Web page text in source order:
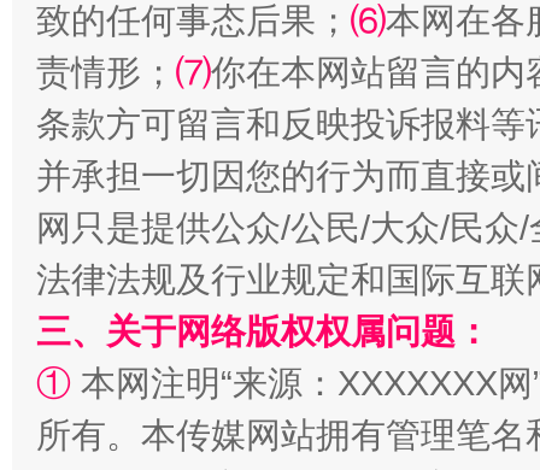
揭批美国五大"原罪" "炒
致的任何事态后果； ⑹本网在各
责情形； ⑺你在本网站留言的内
条款方可留言和反映投诉报料
并承担一切因您的行为而直接
网只是提供公众/公民/大众/民
法律法规及行业规定和国际互
三、关于网络版权权属问题：
① 本网注明“来源：XXXXXXX
所有。本传媒网站拥有管理笔